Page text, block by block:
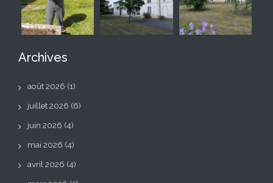
Archives
août 2026 (1)
juillet 2026 (6)
juin 2026 (4)
mai 2026 (4)
avril 2026 (4)